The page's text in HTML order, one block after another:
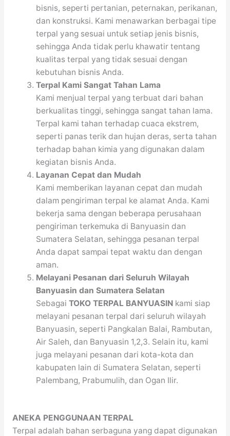
bisnis, seperti pertanian, peternakan, perikanan,
dan konstruksi. Kami menawarkan berbagai tipe
terpal yang sesuai untuk setiap jenis bisnis,
sehingga Anda tidak perlu khawatir tentang
kualitas terpal yang tidak sesuai dengan
kebutuhan bisnis Anda.
Terpal Kami Sangat Tahan Lama
Kami menjual terpal yang terbuat dari bahan
berkualitas tinggi, sehingga sangat tahan lama.
Terpal kami tahan terhadap cuaca ekstrem,
seperti panas terik dan hujan deras, serta tahan
terhadap bahan kimia yang digunakan dalam
kegiatan bisnis Anda.
Layanan Cepat dan Mudah
Kami memberikan layanan cepat dan mudah
dalam pengiriman terpal ke alamat Anda. Kami
bekerja sama dengan beberapa perusahaan
pengiriman terkemuka di Banyuasin dan
Sumatera Selatan, sehingga pesanan terpal
Anda dapat sampai tepat waktu dan dengan
aman.
Melayani Pesanan dari Seluruh Wilayah
Banyuasin dan Sumatera Selatan
SebagaiTOKO TERPAL BANYUASIN kami siap
melayani pesanan terpal dari seluruh wilayah
Banyuasin, seperti Pangkalan Balai, Rambutan,
Air Saleh, dan Banyuasin 1,2,3. Selain itu, kami
juga melayani pesanan dari kota-kota dan
kabupaten lain di Sumatera Selatan, seperti
Palembang, Prabumulih, dan Ogan Ilir.
ANEKA PENGGUNAAN TERPAL
Terpal adalah bahan serbaguna yang dapat digunakan